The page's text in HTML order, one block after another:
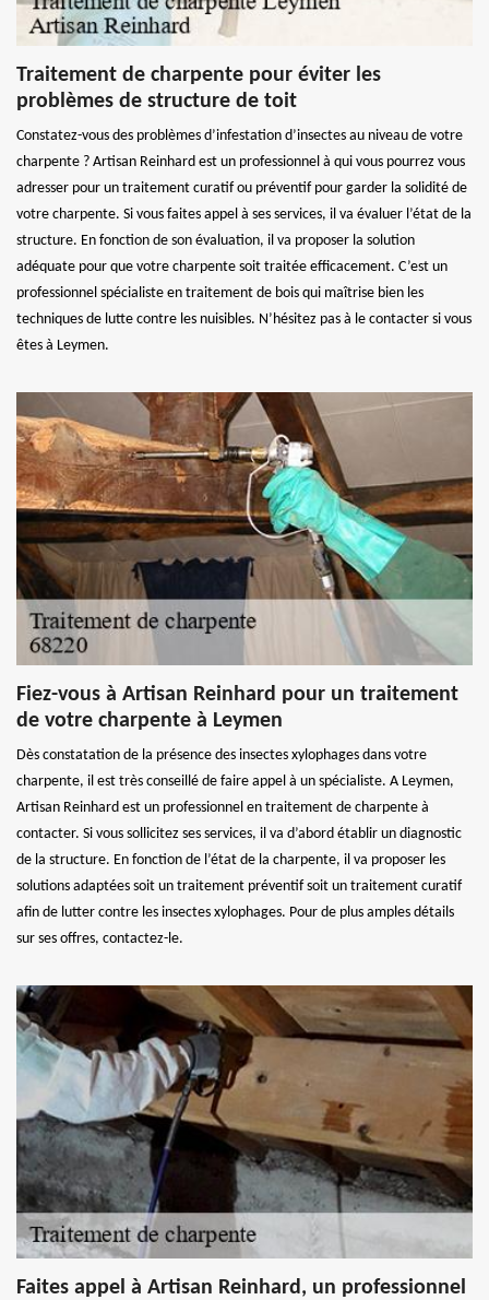
Traitement de charpente pour éviter les
problèmes de structure de toit
Constatez-vous des problèmes d’infestation d’insectes au niveau de votre
charpente ? Artisan Reinhard est un professionnel à qui vous pourrez vous
adresser pour un traitement curatif ou préventif pour garder la solidité de
votre charpente. Si vous faites appel à ses services, il va évaluer l’état de la
structure. En fonction de son évaluation, il va proposer la solution
adéquate pour que votre charpente soit traitée efficacement. C’est un
professionnel spécialiste en traitement de bois qui maîtrise bien les
techniques de lutte contre les nuisibles. N’hésitez pas à le contacter si vous
êtes à Leymen.
Fiez-vous à Artisan Reinhard pour un traitement
de votre charpente à Leymen
Dès constatation de la présence des insectes xylophages dans votre
charpente, il est très conseillé de faire appel à un spécialiste. A Leymen,
Artisan Reinhard est un professionnel en traitement de charpente à
contacter. Si vous sollicitez ses services, il va d’abord établir un diagnostic
de la structure. En fonction de l’état de la charpente, il va proposer les
solutions adaptées soit un traitement préventif soit un traitement curatif
afin de lutter contre les insectes xylophages. Pour de plus amples détails
sur ses offres, contactez-le.
Faites appel à Artisan Reinhard, un professionnel